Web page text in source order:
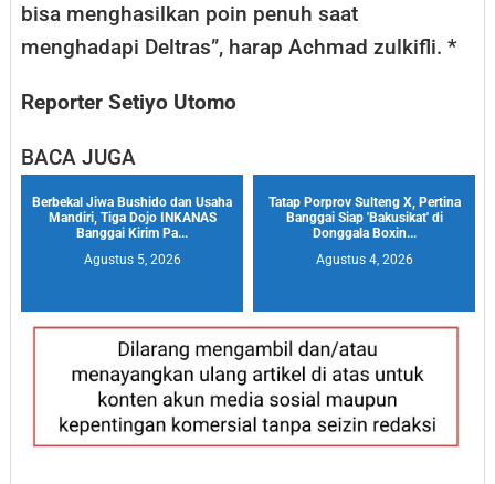
bisa menghasilkan poin penuh saat
menghadapi Deltras”, harap Achmad zulkifli. *
Reporter Setiyo Utomo
BACA JUGA
Berbekal Jiwa Bushido dan Usaha
Mandiri, Tiga Dojo INKANAS
Banggai Kirim Pa...
Agustus 5, 2026
Tatap Porprov Sulteng X, Pertina
Banggai Siap 'Bakusikat' di
Donggala Boxin...
Agustus 4, 2026